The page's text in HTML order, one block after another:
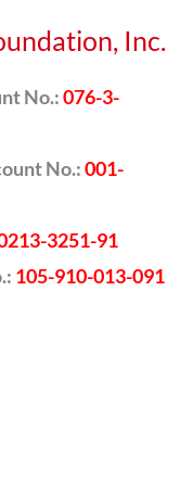
Inc.
No.:076-3-
No.:001-
3251-91
105-910-013-091